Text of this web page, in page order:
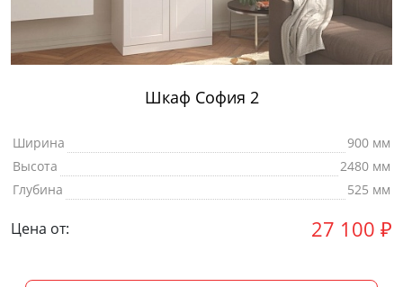
Шкаф София 2
Ширина
900 мм
Высота
2480 мм
Глубина
525 мм
Цена от: 27 100 ₽